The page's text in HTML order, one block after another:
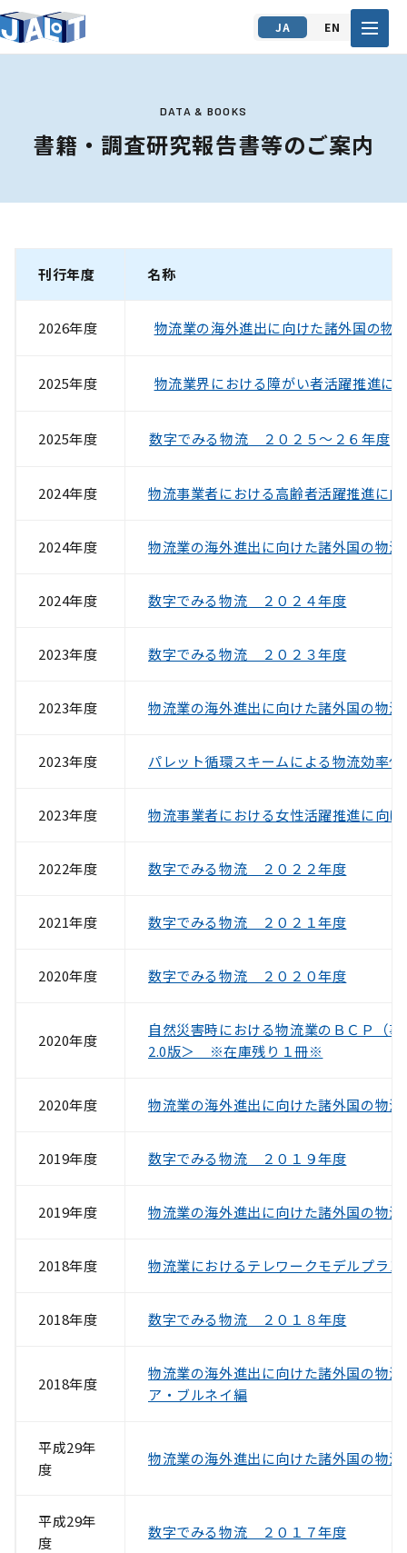
JA EN
DATA & BOOKS
書籍・調査研究報告書等のご案内
刊行年度 名称
2026年度 物流業の海外進出に向けた諸外国の物
2025年度 物流業界における障がい者活躍推進
2025年度 数字でみる物流 ２０２５～２６年度
2024年度 物流事業者における高齢者活躍推進に
2024年度 物流業の海外進出に向けた諸外国の物
2024年度 数字でみる物流 ２０２４年度
2023年度 数字でみる物流 ２０２３年度
2023年度 物流業の海外進出に向けた諸外国の物
2023年度 パレット循環スキームによる物流効率
2023年度 物流事業者における女性活躍推進に向
2022年度 数字でみる物流 ２０２２年度
2021年度 数字でみる物流 ２０２１年度
2020年度 数字でみる物流 ２０２０年度
2020年度
自然災害時における物流業のＢＣＰ（
2.0版＞ ※在庫残り１冊※
2020年度 物流業の海外進出に向けた諸外国の物
2019年度 数字でみる物流 ２０１９年度
2019年度 物流業の海外進出に向けた諸外国の物
2018年度 物流業におけるテレワークモデルプラ
2018年度 数字でみる物流 ２０１８年度
2018年度
物流業の海外進出に向けた諸外国の物
ア・ブルネイ編
平成29年
度
物流業の海外進出に向けた諸外国の物
平成29年
度
数字でみる物流 ２０１７年度